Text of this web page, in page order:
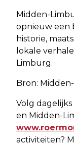
Midden-
opnieuw een
historie,
lokale
Limburg.
Bron:
Volg
en Midden-
activiteiten?